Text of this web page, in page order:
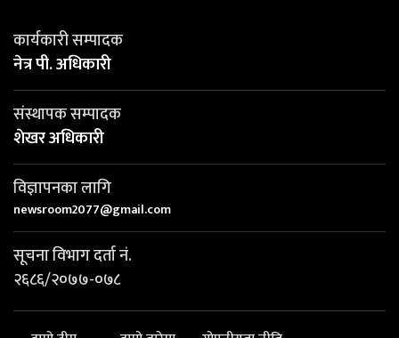
कार्यकारी सम्पादक
नेत्र पी. अधिकारी
संस्थापक सम्पादक
शेखर अधिकारी
विज्ञापनका लागि
newsroom2077@gmail.com
सूचना विभाग दर्ता नं.
२६८६/२०७७-०७८